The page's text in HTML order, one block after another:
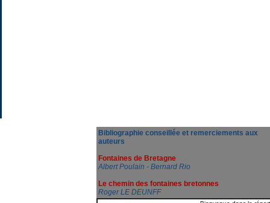
Bibliographie conseillée et remerciements aux
auteurs
Fontaines de Bretagne
Albert Poulain - Bernard Rio
Le chemin des fontaines bretonnes
Roger LE DEUNFF